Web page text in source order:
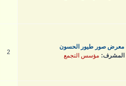
معرض صور طيور الحسون
المشرف: مؤسس التجمع 2